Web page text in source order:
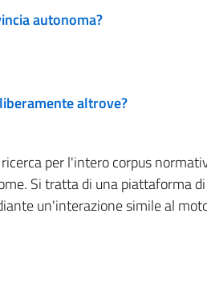
autonoma?
altrove?
per l'intero corpus
Si tratta di una piattaforma di
un'interazione simile al